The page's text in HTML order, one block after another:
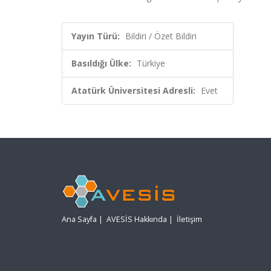
Yayın Türü: Bildiri / Özet Bildiri
Basıldığı Ülke: Türkiye
Atatürk Üniversitesi Adresli: Evet
Ana Sayfa | AVESİS Hakkında | İletişim